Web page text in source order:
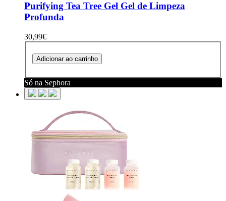
Purifying Tea Tree Gel Gel de Limpeza
Profunda
30,99€
Adicionar ao carrinho
Só na Sephora